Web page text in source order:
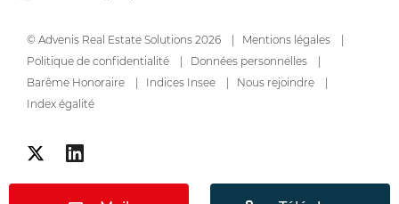
© Advenis Real Estate Solutions 2026
Mentions légales
Politique de confidentialité
Données personnelles
Barême Honoraire
Indices Insee
Nous rejoindre
Index égalité